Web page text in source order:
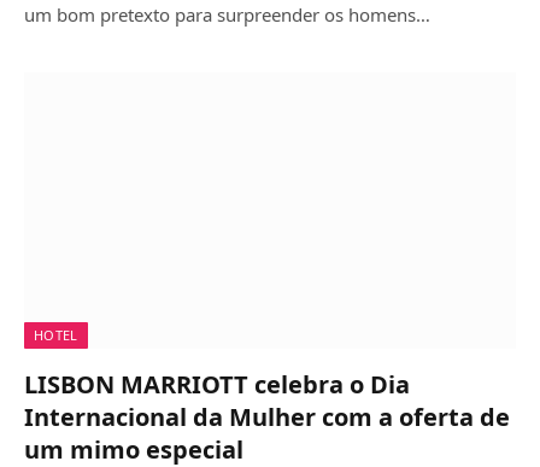
um bom pretexto para surpreender os homens…
HOTEL
LISBON MARRIOTT celebra o Dia
Internacional da Mulher com a oferta de
um mimo especial